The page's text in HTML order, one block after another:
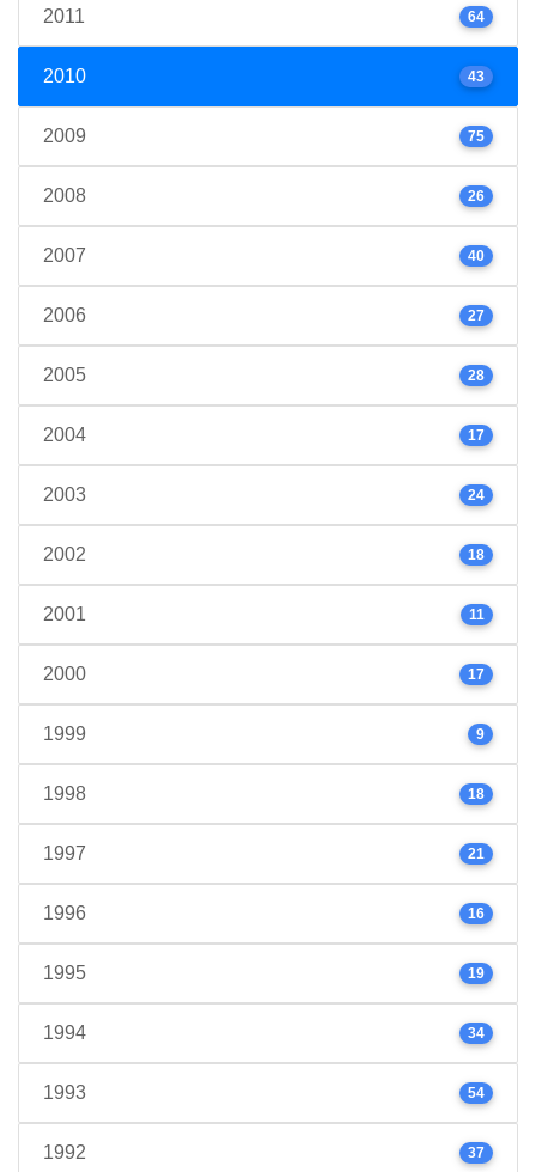
2011 64
2010 43
2009 75
2008 26
2007 40
2006 27
2005 28
2004 17
2003 24
2002 18
2001 11
2000 17
1999 9
1998 18
1997 21
1996 16
1995 19
1994 34
1993 54
1992 37